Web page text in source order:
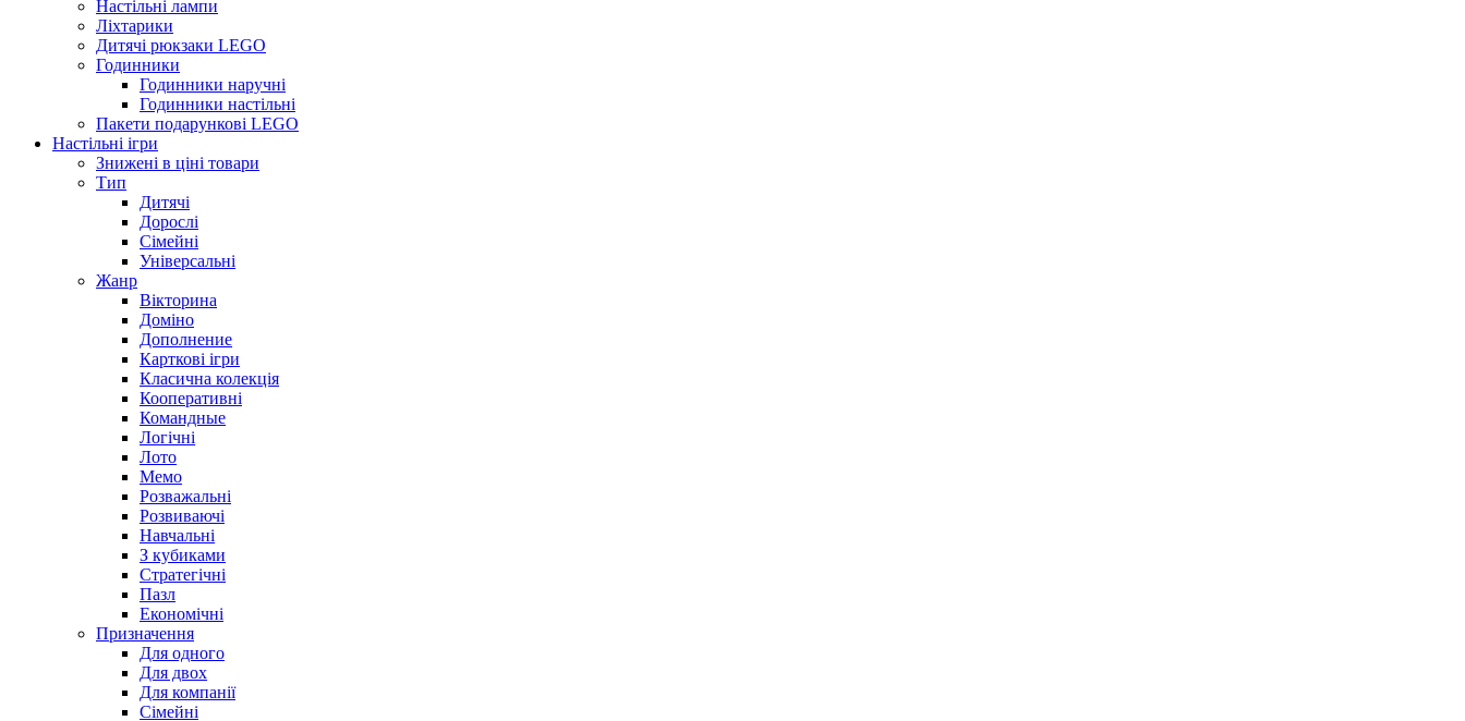
Настільні лампи
Ліхтарики
Дитячі рюкзаки LEGO
Годинники
Годинники наручні
Годинники настільні
Пакети подарункові LEGO
Настільні ігри
Знижені в ціні товари
Тип
Дитячі
Дорослі
Сімейні
Універсальні
Жанр
Вікторина
Доміно
Дополнение
Карткові ігри
Класична колекція
Кооперативні
Командные
Логічні
Лото
Мемо
Розважальні
Розвиваючі
Навчальні
З кубиками
Стратегічні
Пазл
Економічні
Призначення
Для одного
Для двох
Для компанії
Сімейні